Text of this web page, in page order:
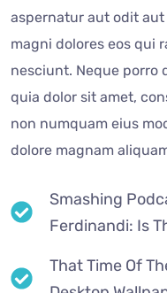
aspernatur aut odit
magni dolores eos qui
nesciunt. Neque porro
quia dolor sit amet,
non numquam eius
dolore magnam
Smashing
Ferdinandi: Is
That Time Of